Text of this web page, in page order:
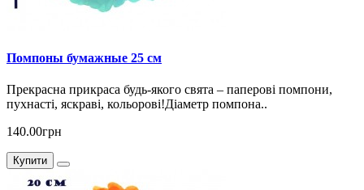
Помпоны бумажные 25 см
Прекрасна прикраса будь-якого свята – паперові помпони,
пухнасті, яскраві, кольорові!Діаметр помпона..
140.00грн
Купити